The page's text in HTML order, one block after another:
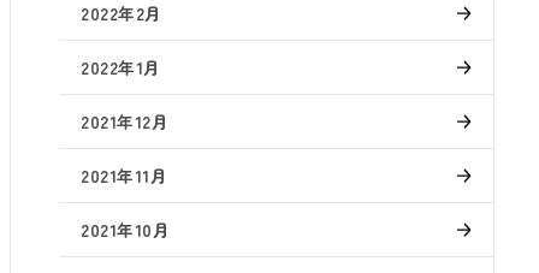
2022年2月
2022年1月
2021年12月
2021年11月
2021年10月